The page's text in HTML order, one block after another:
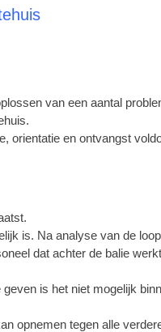
van een aantal
orientatie en ontvangst
is. Na analyse van de
dat achter de balie
is het niet mogelijk
opnemen tegen alle